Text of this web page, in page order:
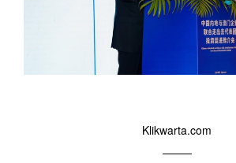
Klikwarta.com